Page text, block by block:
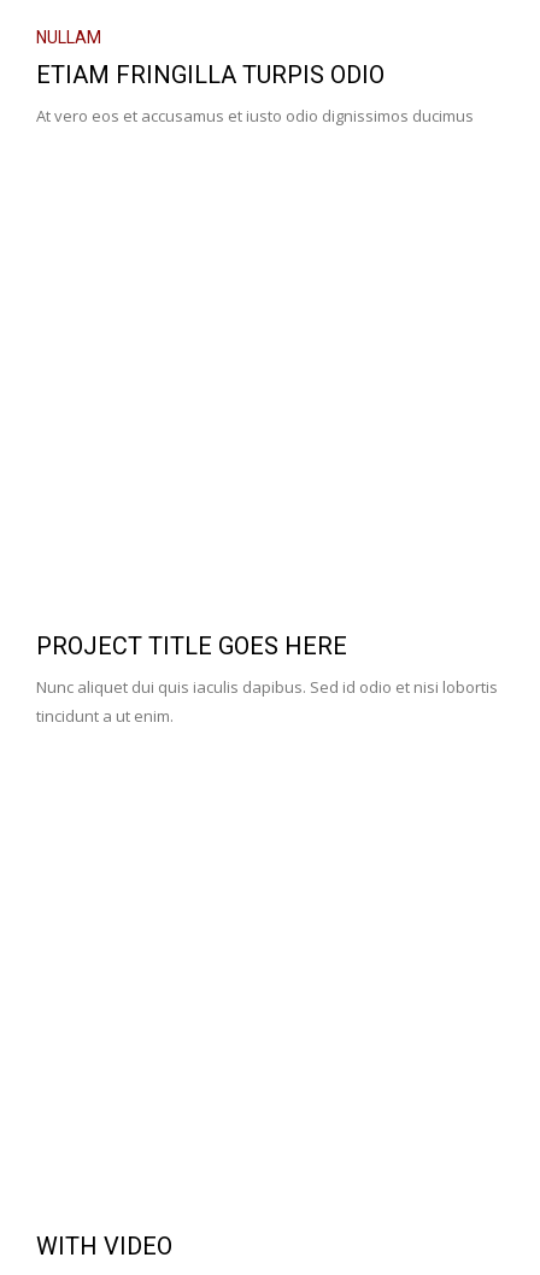
NULLAM
ETIAM FRINGILLA TURPIS ODIO
At vero eos et accusamus et iusto odio dignissimos ducimus
PROJECT TITLE GOES HERE
Nunc aliquet dui quis iaculis dapibus. Sed id odio et nisi lobortis
tincidunt a ut enim.
WITH VIDEO